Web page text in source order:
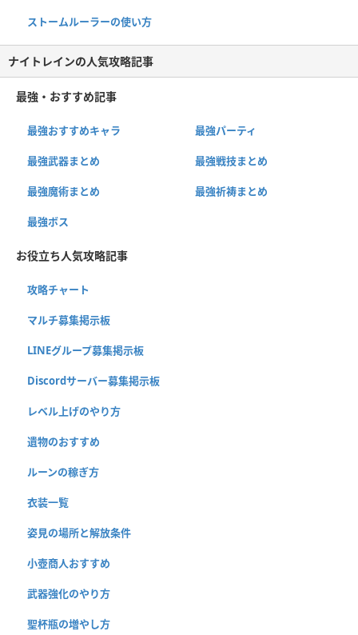
ストームルーラーの使い方
ナイトレインの人気攻略記事
最強・おすすめ記事
最強おすすめキャラ 最強パーティ
最強武器まとめ 最強戦技まとめ
最強魔術まとめ 最強祈祷まとめ
最強ボス
お役立ち人気攻略記事
攻略チャート
マルチ募集掲示板
LINEグループ募集掲示板
Discordサーバー募集掲示板
レベル上げのやり方
遺物のおすすめ
ルーンの稼ぎ方
衣装一覧
姿見の場所と解放条件
小壺商人おすすめ
武器強化のやり方
聖杯瓶の増やし方